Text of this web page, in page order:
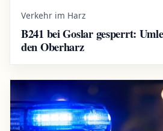
Verkehr im Harz
B241 bei Goslar gesperrt:
den Oberharz